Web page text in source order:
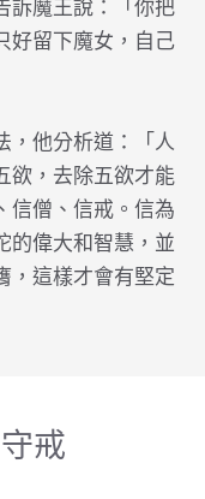
訴魔王說：「你把
好留下魔女，自己
，他分析道：「人
欲，去除五欲才能
信僧、信戒。信為
的偉大和智慧，並
，這樣才會有堅定
戒